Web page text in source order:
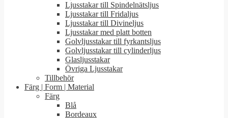
Ljusstakar till Spindelnätsljus
Ljusstakar till Fridaljus
Ljusstakar till Divineljus
Ljusstakar med platt botten
Golvljusstakar till fyrkantsljus
Golvljusstakar till cylinderljus
Glasljusstakar
Övriga Ljusstakar
Tillbehör
Färg | Form | Material
Färg
Blå
Bordeaux